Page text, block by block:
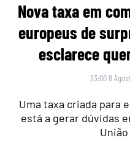
Nova taxa em
europeus de
esclarece
23:00 8
Uma taxa criada para
está a gerar dúvidas